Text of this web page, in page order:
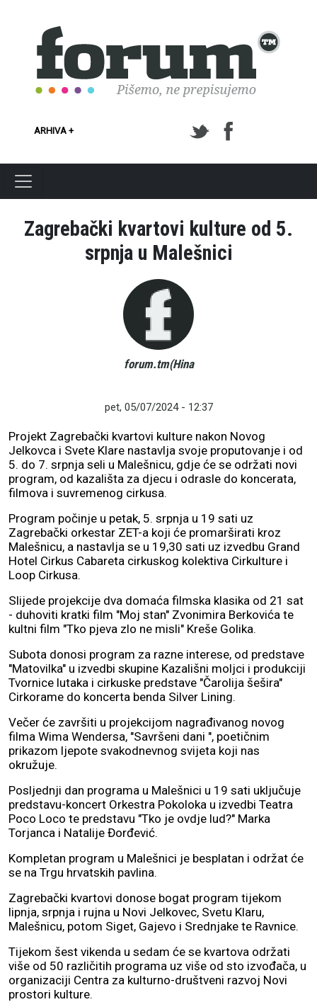
ARHIVA +
Zagrebački kvartovi kulture od 5.
srpnja u Malešnici
forum.tm(Hina
pet, 05/07/2024 - 12:37
Projekt Zagrebački kvartovi kulture nakon Novog
Jelkovca i Svete Klare nastavlja svoje proputovanje i od
5. do 7. srpnja seli u Malešnicu, gdje će se održati novi
program, od kazališta za djecu i odrasle do koncerata,
filmova i suvremenog cirkusa.
Program počinje u petak, 5. srpnja u 19 sati uz
Zagrebački orkestar ZET-a koji će promarširati kroz
Malešnicu, a nastavlja se u 19,30 sati uz izvedbu Grand
Hotel Cirkus Cabareta cirkuskog kolektiva Cirkulture i
Loop Cirkusa.
Slijede projekcije dva domaća filmska klasika od 21 sat
- duhoviti kratki film "Moj stan" Zvonimira Berkovića te
kultni film "Tko pjeva zlo ne misli" Kreše Golika.
Subota donosi program za razne interese, od predstave
"Matovilka" u izvedbi skupine Kazališni moljci i produkciji
Tvornice lutaka i cirkuske predstave "Čarolija šešira"
Cirkorame do koncerta benda Silver Lining.
Večer će završiti u projekcijom nagrađivanog novog
filma Wima Wendersa, "Savršeni dani ", poetičnim
prikazom ljepote svakodnevnog svijeta koji nas
okružuje.
Posljednji dan programa u Malešnici u 19 sati uključuje
predstavu-koncert Orkestra Pokoloka u izvedbi Teatra
Poco Loco te predstavu "Tko je ovdje lud?" Marka
Torjanca i Natalije Đorđević.
Kompletan program u Malešnici je besplatan i održat će
se na Trgu hrvatskih pavlina.
Zagrebački kvartovi donose bogat program tijekom
lipnja, srpnja i rujna u Novi Jelkovec, Svetu Klaru,
Malešnicu, potom Siget, Gajevo i Srednjake te Ravnice.
Tijekom šest vikenda u sedam će se kvartova održati
više od 50 različitih programa uz više od sto izvođača, u
organizaciji Centra za kulturno-društveni razvoj Novi
prostori kulture.